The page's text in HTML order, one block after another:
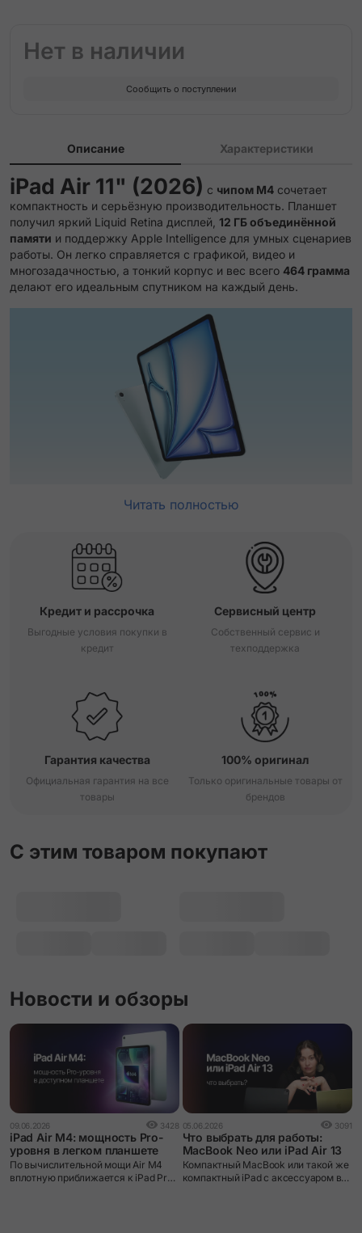
Нет в наличии
Сообщить о поступлении
Описание Характеристики
iPad Air 11" (2026) с чипом M4 сочетает
компактность и серьёзную производительность. Планшет
получил яркий Liquid Retina дисплей, 12 ГБ объединённой
памяти и поддержку Apple Intelligence для умных сценариев
работы. Он легко справляется с графикой, видео и
многозадачностью, а тонкий корпус и вес всего 464 грамма
делают его идеальным спутником на каждый день.
Читать полностью
Кредит и рассрочка
Выгодные условия покупки в
кредит
Сервисный центр
Собственный сервис и
техподдержка
Гарантия качества
Официальная гарантия на все
товары
100% оригинал
Только оригинальные товары от
брендов
С этим товаром покупают
Новости и обзоры
09.06.2026 3428
iPad Air M4: мощность Pro-
уровня в легком планшете
По вычислительной мощи Air M4
вплотную приближается к iPad Pro
05.06.2026 3091
Что выбрать для работы:
MacBook Neo или iPad Air 13
Компактный MacBook или такой же
компактный iPad с аксессуаром в